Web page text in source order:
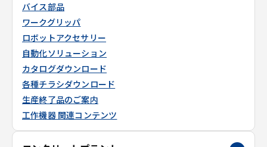
バイス部品
ワークグリッパ
ロボットアクセサリー
自動化ソリューション
カタログダウンロード
各種チラシダウンロード
生産終了品のご案内
工作機器 関連コンテンツ